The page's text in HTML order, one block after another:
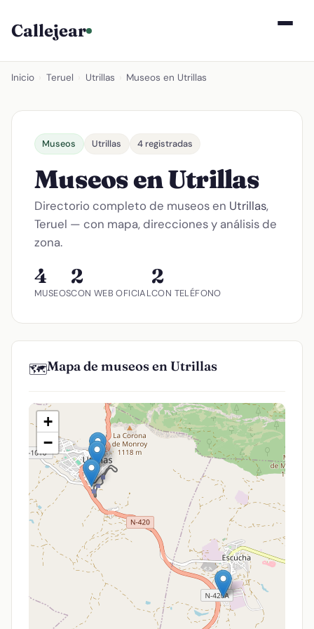
Callejear
Inicio Teruel Utrillas Museos en Utrillas
Museos Utrillas 4 registradas
Museos en Utrillas
Directorio completo de museos en Utrillas,
Teruel — con mapa, direcciones y análisis de
zona.
4
MUSEOS
2
CON WEB OFICIAL
2
CON TELÉFONO
🗺️Mapa de museos en Utrillas
+
−